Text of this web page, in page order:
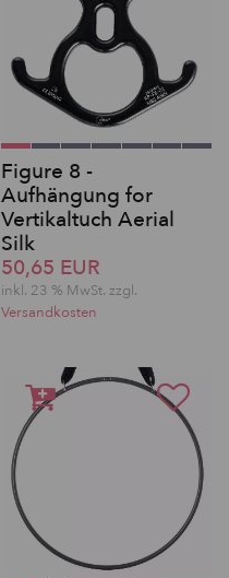
Figure 8 -
Aufhängung for
Vertikaltuch Aerial
Silk
50,65 EUR
inkl. 23 % MwSt. zzgl.
Versandkosten